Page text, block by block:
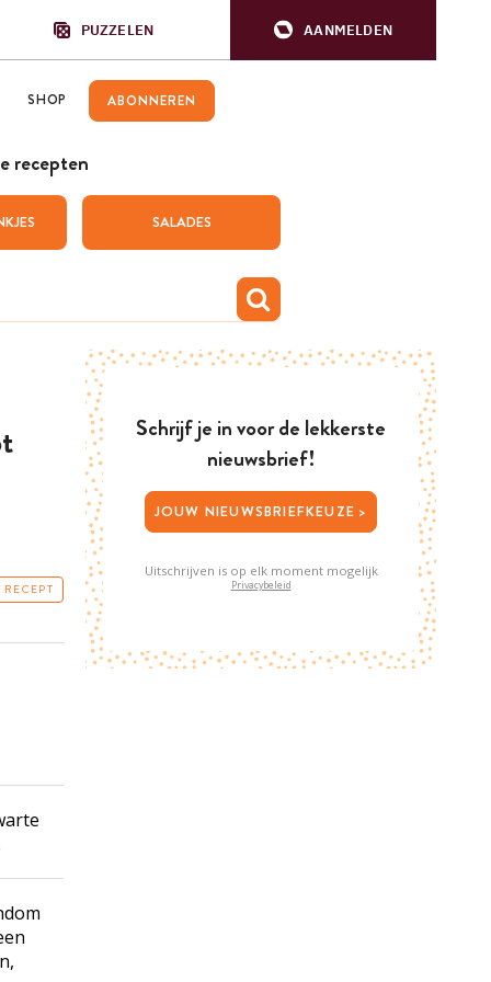
PUZZELEN AANMELDEN
SHOP ABONNEREN
recepten
SALADES
Schrijf je in voor de lekkerste
nieuwsbrief!
JOUW NIEUWSBRIEFKEUZE >
Uitschrijven is op elk moment mogelijk
Privacybeleid